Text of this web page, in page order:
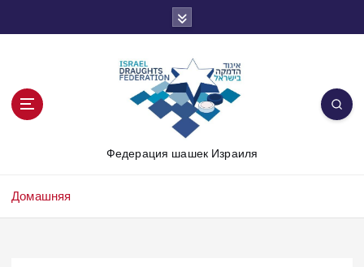
Федерация шашек Израиля
Домашняя